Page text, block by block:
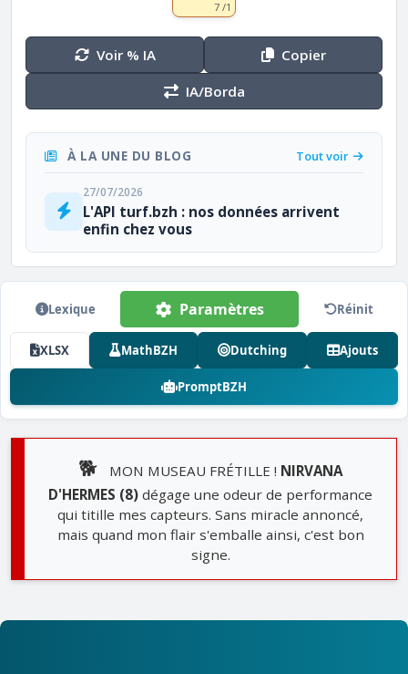
7 /1
Voir % IA
Copier
IA/Borda
À LA UNE DU BLOG Tout voir
27/07/2026
L'API turf.bzh : nos données arrivent
enfin chez vous
Lexique Paramètres Réinit
XLSX MathBZH Dutching Ajouts
PromptBZH
🐕 MON MUSEAU FRÉTILLE ! NIRVANA
D'HERMES (8) dégage une odeur de performance
qui titille mes capteurs. Sans miracle annoncé,
mais quand mon flair s'emballe ainsi, c'est bon
signe.